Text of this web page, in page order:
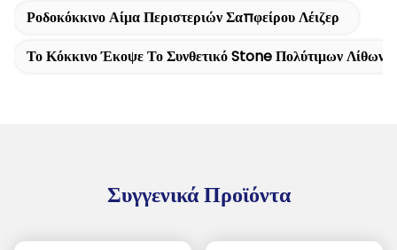
Ροδοκόκκινο Αίμα Περιστεριών Σαπφείρου Λέιζερ
Το Κόκκινο Έκοψε Το Συνθετικό Stone Πολύτιμων Λίθων
Συγγενικά Προϊόντα